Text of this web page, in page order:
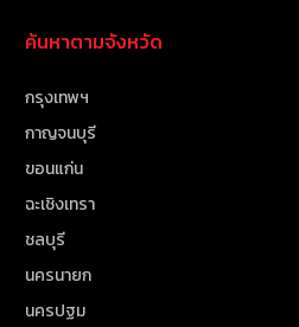
ค้นหาตามจังหวัด
กรุงเทพฯ
กาญจนบุรี
ขอนแก่น
ฉะเชิงเทรา
ชลบุรี
นครนายก
นครปฐม